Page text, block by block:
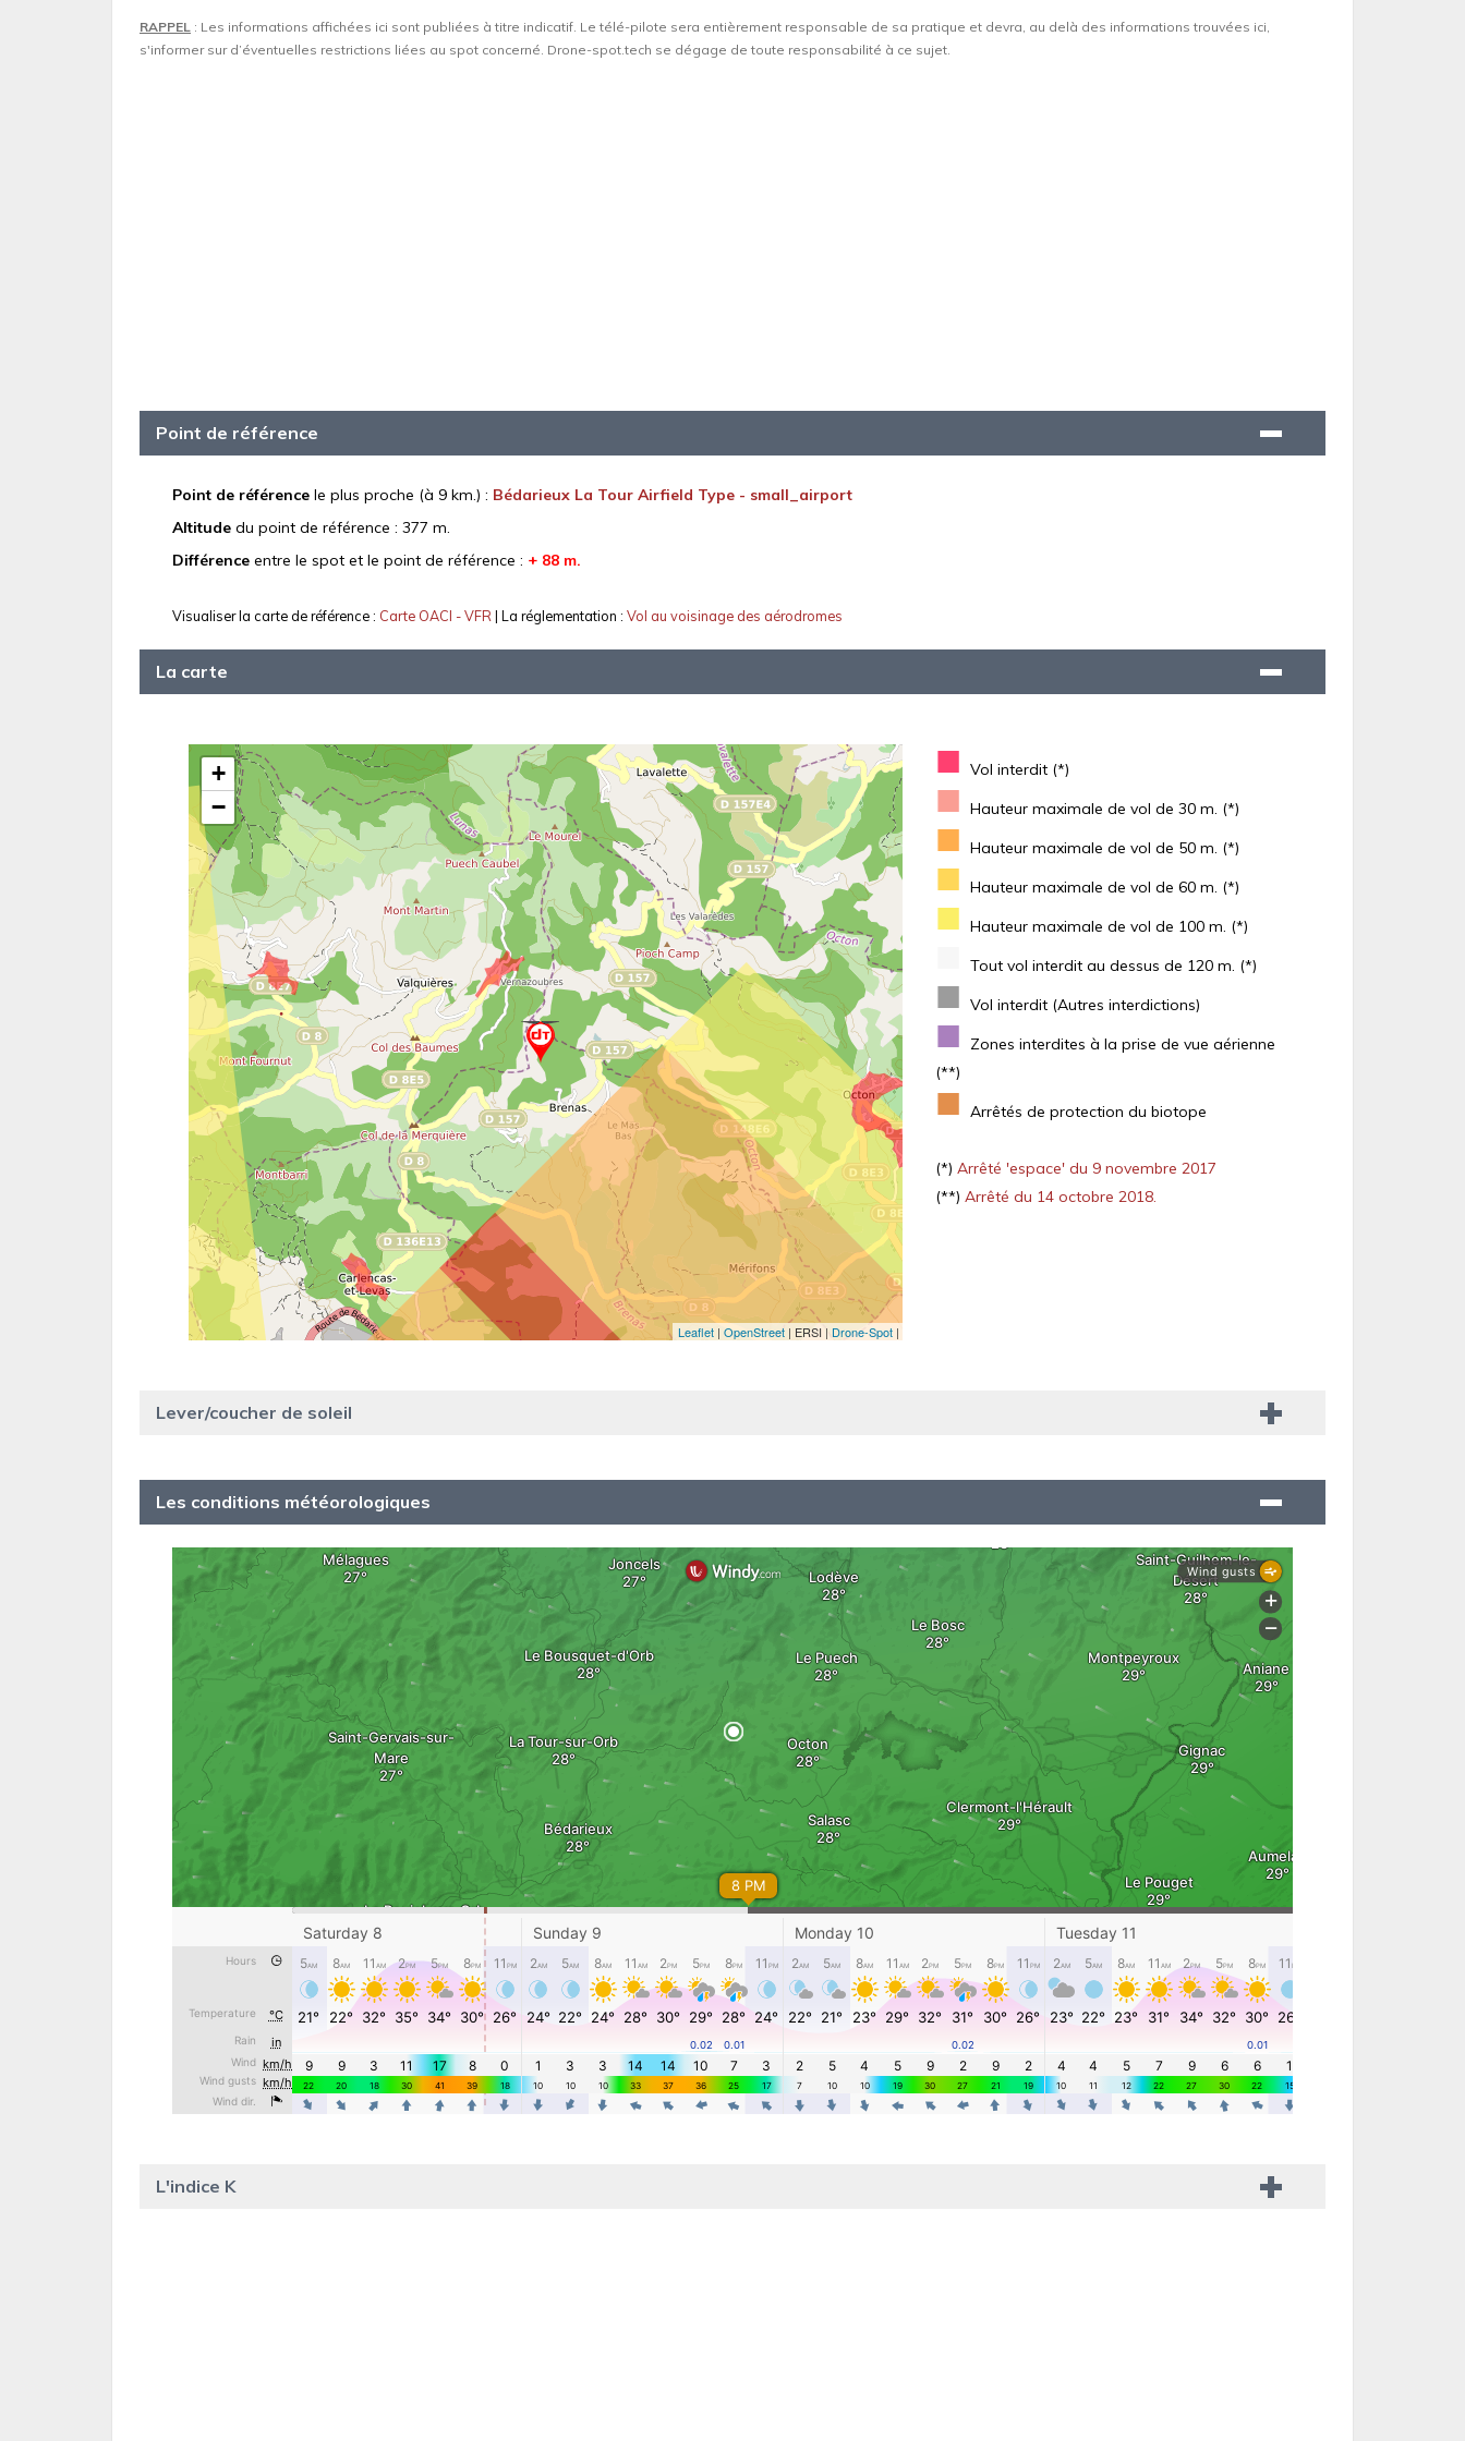
RAPPEL : Les informations affichées ici sont publiées à titre indicatif. Le télé-pilote sera entièrement responsable de sa pratique et devra, au delà des informations trouvées ici,
s'informer sur d’éventuelles restrictions liées au spot concerné. Drone-spot.tech se dégage de toute responsabilité à ce sujet.
Point de référence
Point de référence le plus proche (à 9 km.) : Bédarieux La Tour Airfield Type - small_airport
Altitude du point de référence : 377 m.
Différence entre le spot et le point de référence : + 88 m.
Visualiser la carte de référence : Carte OACI - VFR| La réglementation : Vol au voisinage des aérodromes
La carte
■ Vol interdit (*)
■ Hauteur maximale de vol de 30 m. (*)
■ Hauteur maximale de vol de 50 m. (*)
■ Hauteur maximale de vol de 60 m. (*)
■ Hauteur maximale de vol de 100 m. (*)
Tout vol interdit au dessus de 120 m. (*)
■ Vol interdit (Autres interdictions)
■
Zones interdites à la prise de vue aérienne
(**)
■ Arrêtés de protection du biotope
(*) Arrêté 'espace' du 9 novembre 2017
(**) Arrêté du 14 octobre 2018.
Lever/coucher de soleil
Les conditions météorologiques
L'indice K